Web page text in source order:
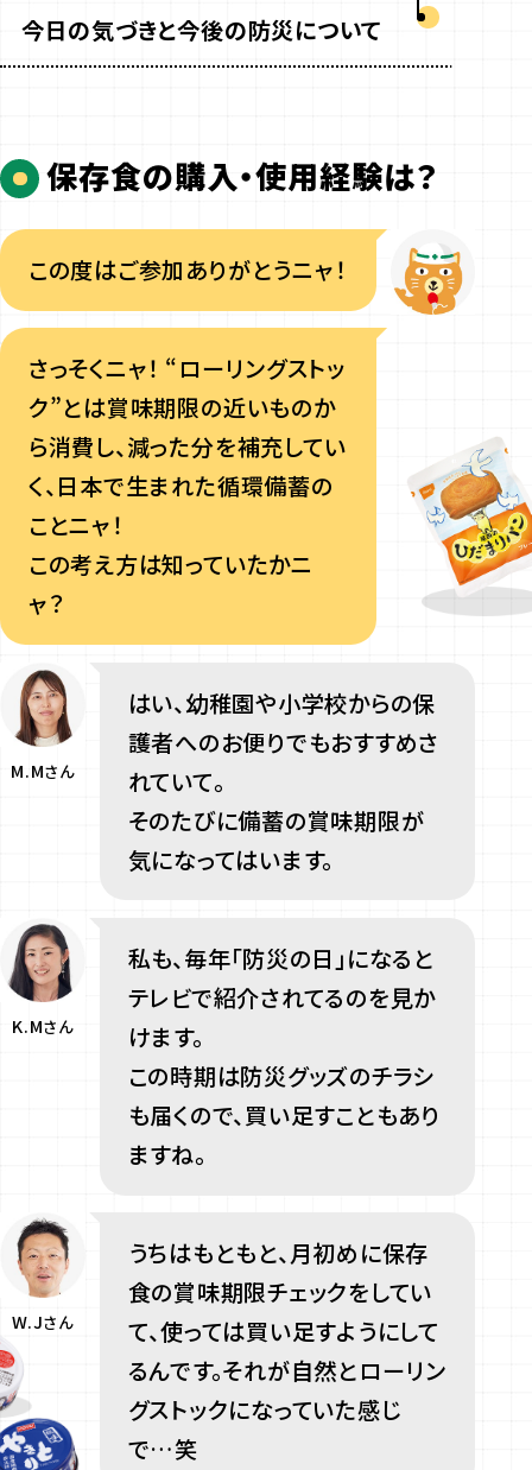
今日の気づきと今後の防災について
保存食の購入・使用経験は？
この度はご参加ありがとうニャ！
さっそくニャ！ “ローリングストッ
ク”とは賞味期限の近いものか
ら消費し、減った分を補充してい
く、日本で生まれた循環備蓄の
ことニャ！
この考え方は知っていたかニ
ャ？
M.Mさん
はい、幼稚園や小学校からの保
護者へのお便りでもおすすめさ
れていて。
そのたびに備蓄の賞味期限が
気になってはいます。
K.Mさん
私も、毎年「防災の日」になると
テレビで紹介されてるのを見か
けます。
この時期は防災グッズのチラシ
も届くので、買い足すこともあり
ますね。
W.Jさん
うちはもともと、月初めに保存
食の賞味期限チェックをしてい
て、使っては買い足すようにして
るんです。それが自然とローリン
グストックになっていた感じ
で…笑